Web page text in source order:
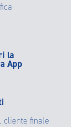
la
App
cliente finale